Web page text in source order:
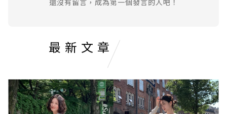
最新文章